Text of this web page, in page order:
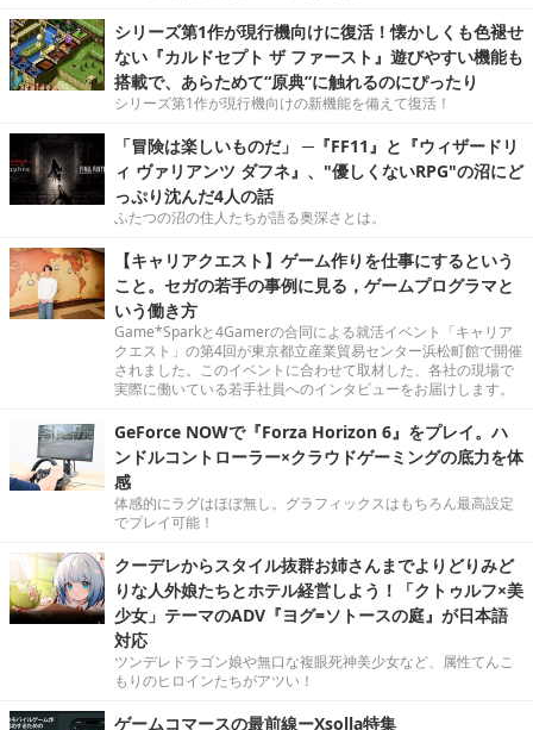
シリーズ第1作が現行機向けに復活！懐かしくも色褪せ
ない『カルドセプト ザ ファースト』遊びやすい機能も
搭載で、あらためて“原典”に触れるのにぴったり
シリーズ第1作が現行機向けの新機能を備えて復活！
「冒険は楽しいものだ」 ─『FF11』と『ウィザードリ
ィ ヴァリアンツ ダフネ』、"優しくないRPG"の沼にど
っぷり沈んだ4人の話
ふたつの沼の住人たちが語る奥深さとは。
【キャリアクエスト】ゲーム作りを仕事にするという
こと。セガの若手の事例に見る，ゲームプログラマと
いう働き方
Game*Sparkと4Gamerの合同による就活イベント「キャリア
クエスト」の第4回が東京都立産業貿易センター浜松町館で開催
されました。このイベントに合わせて取材した、各社の現場で
実際に働いている若手社員へのインタビューをお届けします。
GeForce NOWで『Forza Horizon 6』をプレイ。ハ
ンドルコントローラー×クラウドゲーミングの底力を体
感
体感的にラグはほぼ無し。グラフィックスはもちろん最高設定
でプレイ可能！
クーデレからスタイル抜群お姉さんまでよりどりみど
りな人外娘たちとホテル経営しよう！「クトゥルフ×美
少女」テーマのADV『ヨグ=ソトースの庭』が日本語
対応
ツンデレドラゴン娘や無口な複眼死神美少女など、属性てんこ
もりのヒロインたちがアツい！
ゲームコマースの最前線ーXsolla特集